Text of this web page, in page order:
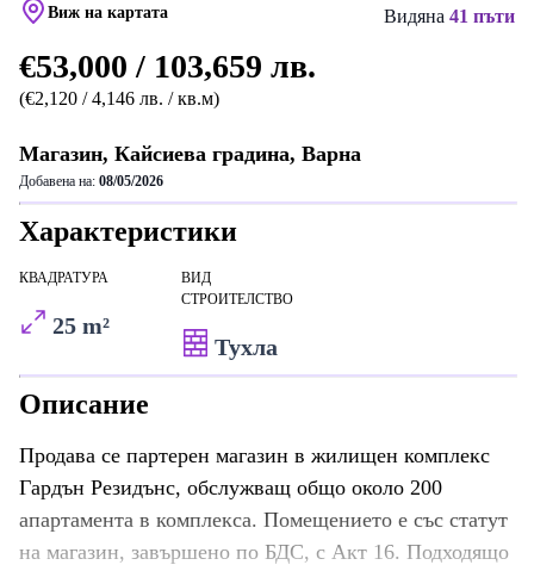
Виж на картата Видяна 41 пъти
€53,000 / 103,659 лв.
(€2,120 / 4,146 лв. / кв.м)
Магазин, Кайсиева градина, Варна
Добавена на: 08/05/2026
Характеристики
КВАДРАТУРА
25 m²
ВИД
СТРОИТЕЛСТВО
Тухла
Описание
Продава се партерен магазин в жилищен комплекс
Гардън Резидънс, обслужващ общо около 200
апартамента в комплекса. Помещението е със статут
на магазин, завършено по БДС, с Акт 16. Подходящо